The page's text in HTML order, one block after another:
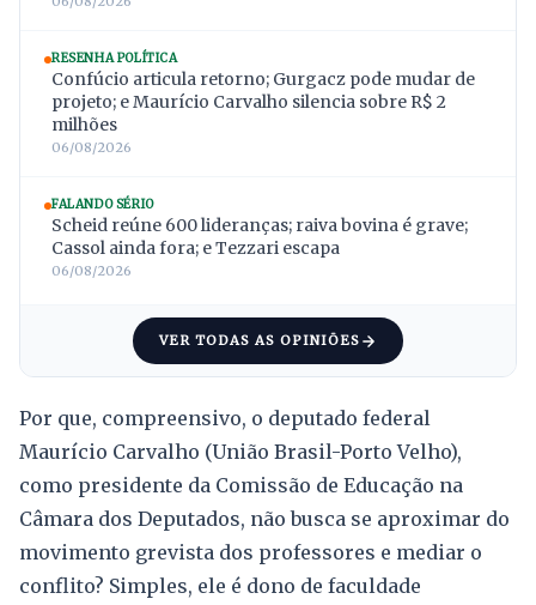
RESENHA POLÍTICA
Confúcio articula retorno; Gurgacz pode mudar de
projeto; e Maurício Carvalho silencia sobre R$ 2
milhões
06/08/2026
FALANDO SÉRIO
Scheid reúne 600 lideranças; raiva bovina é grave;
Cassol ainda fora; e Tezzari escapa
06/08/2026
VER TODAS AS OPINIÕES
Por que, compreensivo, o deputado federal
Maurício Carvalho (União Brasil-Porto Velho),
como presidente da Comissão de Educação na
Câmara dos Deputados, não busca se aproximar do
movimento grevista dos professores e mediar o
conflito? Simples, ele é dono de faculdade